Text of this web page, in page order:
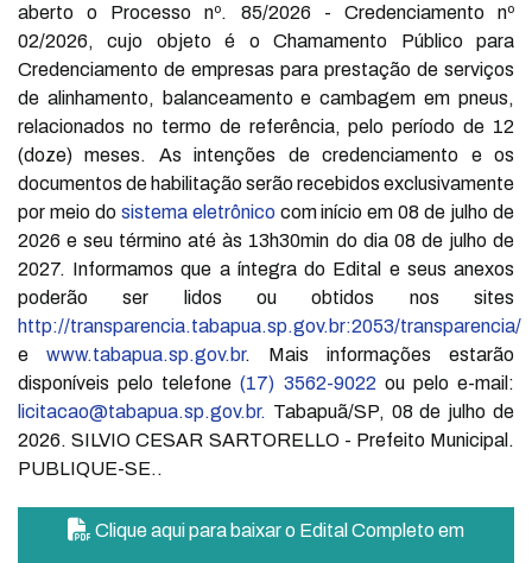
aberto o Processo nº. 85/2026 - Credenciamento nº
02/2026, cujo objeto é o Chamamento Público para
Credenciamento de empresas para prestação de serviços
de alinhamento, balanceamento e cambagem em pneus,
relacionados no termo de referência, pelo período de 12
(doze) meses. As intenções de credenciamento e os
documentos de habilitação serão recebidos exclusivamente
por meio do sistema eletrônico com início em 08 de julho de
2026 e seu término até às 13h30min do dia 08 de julho de
2027. Informamos que a íntegra do Edital e seus anexos
poderão ser lidos ou obtidos nos sites
http://transparencia.tabapua.sp.gov.br:2053/transparencia/
e www.tabapua.sp.gov.br. Mais informações estarão
disponíveis pelo telefone(17) 3562-9022 ou pelo e-mail:
licitacao@tabapua.sp.gov.br. Tabapuã/SP, 08 de julho de
2026. SILVIO CESAR SARTORELLO - Prefeito Municipal.
PUBLIQUE-SE..
Clique aqui para baixar o Edital Completo em